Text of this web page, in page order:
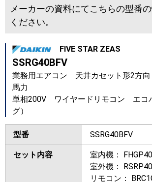
メーカーの資料にてこちらの型番
ください。
FIVE STAR ZEAS
SSRG40BFV
業務用エアコン 天井カセット形2
馬力
単相200V ワイヤードリモコン エコ
グ）
型番 SSRG40BFV
セット内容
室内機：
室外機：
リモコン：